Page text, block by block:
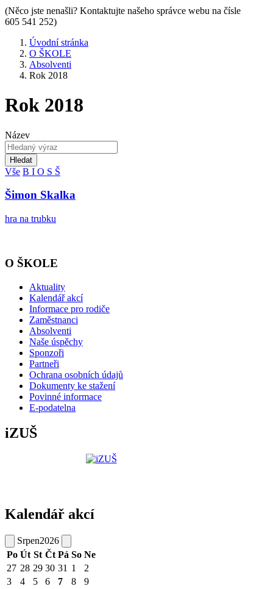
(Něco jste nenašli? Kontaktujte našeho správce webu na čísle
605 541 252)
Úvodní stránka
O ŠKOLE
Absolventi
Rok 2018
Rok 2018
Název
Hledat
Vše B I O S Š
Šimon Skalka
hra na trubku
O ŠKOLE
Aktuality
Kalendář akcí
Informace pro rodiče
Zaměstnanci
Absolventi
Naše úspěchy
Sponzoři
Partneři
Ochrana osobních údajů
Dokumenty ke stažení
Povinné informace
E-podatelna
iZUŠ
Kalendář akcí
Srpen2026
Po Út St Čt Pá So Ne
27 28 29 30 31 1
2
3
4 5 6 7 8
9